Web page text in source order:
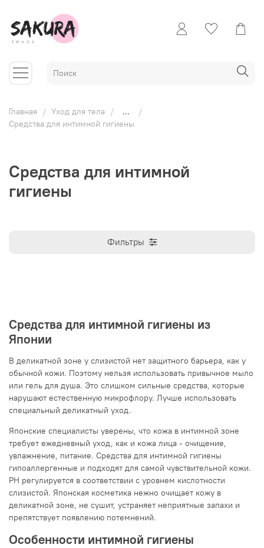
Главная Уход для тела
...
Средства для интимной гигиены
Средства для интимной
гигиены
Фильтры
Средства для интимной гигиены из
Японии
В деликатной зоне у слизистой нет защитного барьера, как у
обычной кожи. Поэтому нельзя использовать привычное мыло
или гель для душа. Это слишком сильные средства, которые
нарушают естественную микрофлору. Лучше использовать
специальный деликатный уход.
Японские специалисты уверены, что кожа в интимной зоне
требует ежедневный уход, как и кожа лица - очищение,
увлажнение, питание. Средства для интимной гигиены
гипоаллергенные и подходят для самой чувствительной кожи.
РН регулируется в соответствии с уровнем кислотности
слизистой. Японская косметика нежно очищает кожу в
деликатной зоне, не сушит, устраняет неприятные запахи и
препятствует появлению потемнений.
Особенности интимной гигиены